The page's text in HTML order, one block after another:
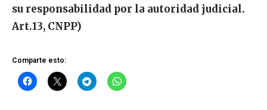
su responsabilidad por la autoridad judicial.
Art.13, CNPP)
Comparte esto: